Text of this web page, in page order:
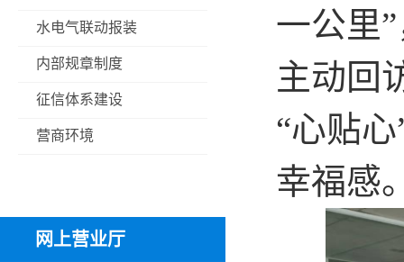
水电气联动报装
内部规章制度
征信体系建设
营商环境
网上营业厅
一公里
主动回
“心贴
幸福感